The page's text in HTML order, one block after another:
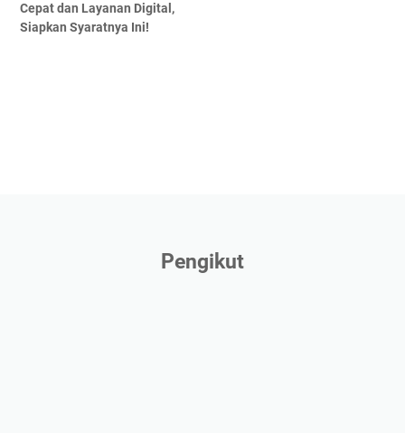
Cepat dan Layanan Digital,
Siapkan Syaratnya Ini!
Pengikut